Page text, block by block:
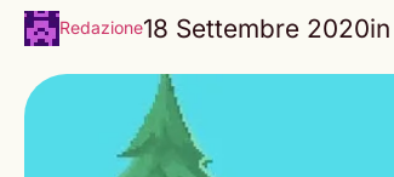
Redazione18 Settembre 2020in